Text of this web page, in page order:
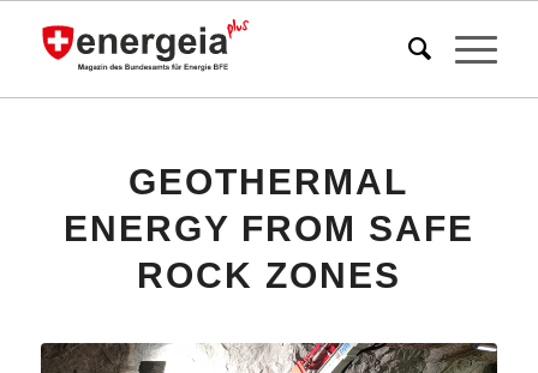
GEOTHERMAL
ENERGY FROM SAFE
ROCK ZONES